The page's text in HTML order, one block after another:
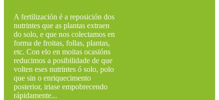
A fertilización é a reposición dos
nutrintes que as plantas extraen
do solo, e que nos colectamos en
forma de froitas, follas, plantas,
etc. Con elo en moitas ocasións
reducimos a posibilidade de que
volten eses nutrintes ó solo, polo
que sin o enriquecimento
posterior, iriase empobrecendo
rápidamente...